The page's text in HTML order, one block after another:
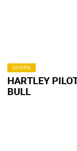
DIVERS
HARTLEY
BULL